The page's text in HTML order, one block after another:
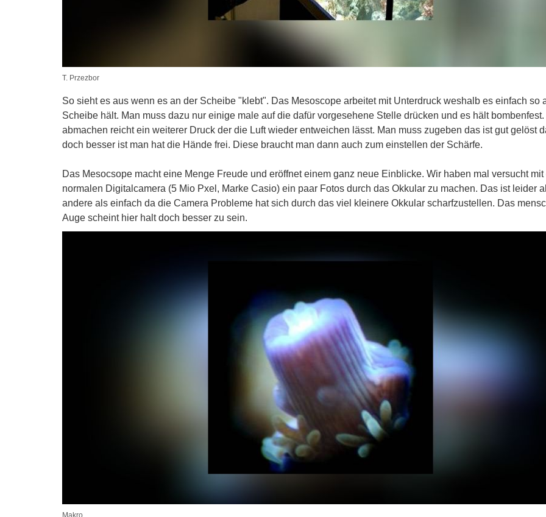
T. Przezbor
So sieht es aus wenn es an der Scheibe "klebt". Das Mesoscope arbeitet mit Unterdruck weshalb es einfach so
Scheibe hält. Man muss dazu nur einige male auf die dafür vorgesehene Stelle drücken und es hält
abmachen reicht ein weiterer Druck der die Luft wieder entweichen lässt. Man muss zugeben das ist gut gelöst
doch besser ist man hat die Hände frei. Diese braucht man dann auch zum einstellen der Schärfe.
Das Mesocsope macht eine Menge Freude und eröffnet einem ganz neue Einblicke. Wir haben mal versucht mit
normalen Digitalcamera (5 Mio Pxel, Marke Casio) ein paar Fotos durch das Okkular zu machen. Das ist leider
andere als einfach da die Camera Probleme hat sich durch das viel kleinere Okkular scharfzustellen. Das
Auge scheint hier halt doch besser zu sein.